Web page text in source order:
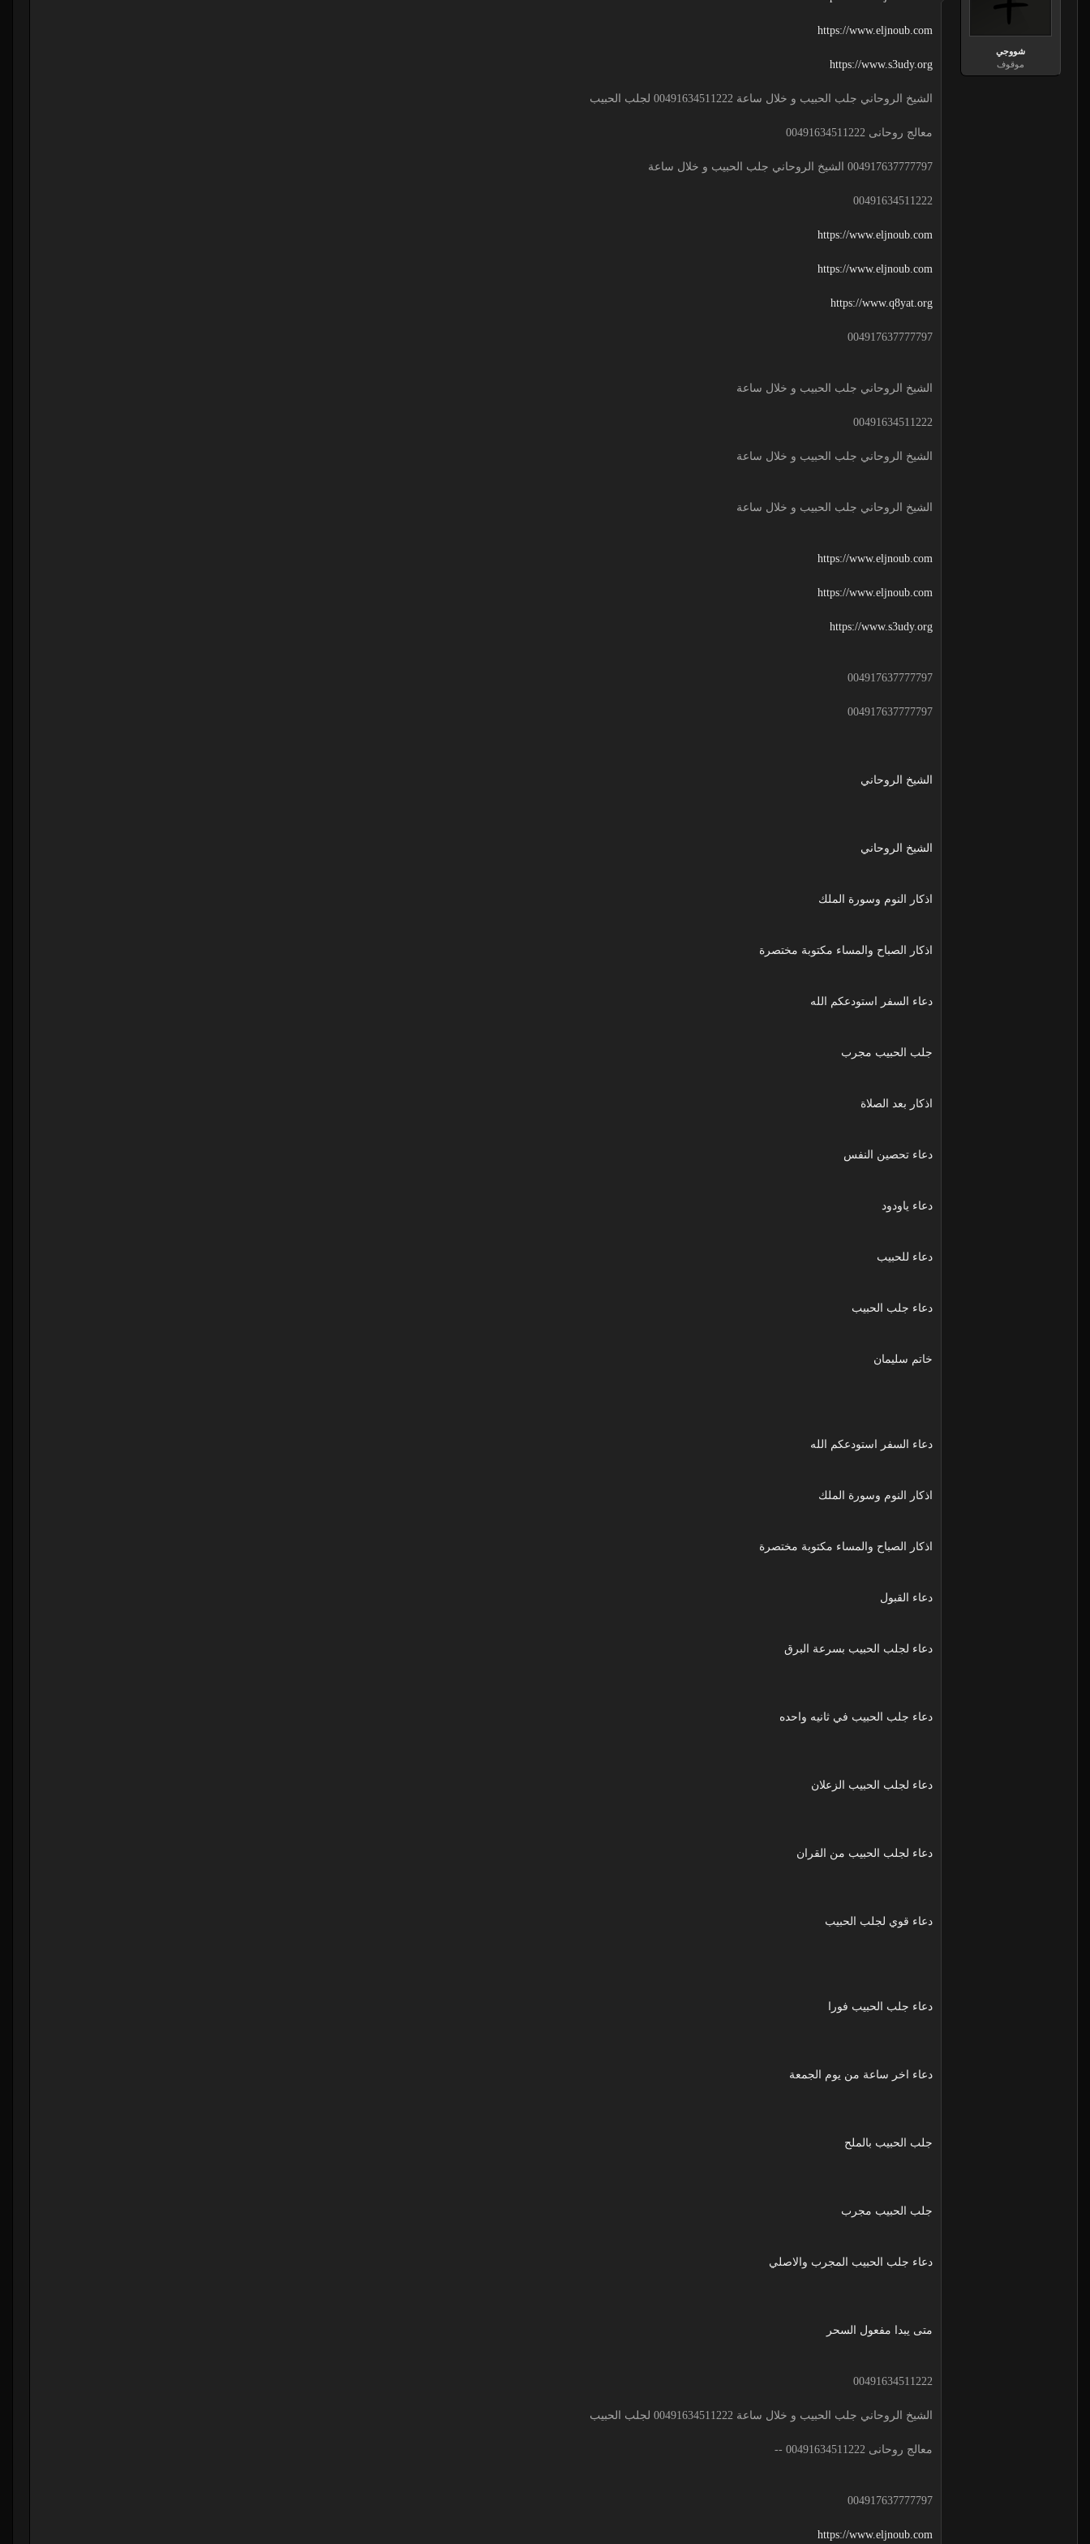
شووجي
موقوف
https://www.eljnoub.com
https://www.s3udy.org
الشيخ الروحاني جلب الحبيب و خلال ساعة 00491634511222 لجلب الحبيب
معالج روحانى 00491634511222
004917637777797 الشيخ الروحاني جلب الحبيب و خلال ساعة
00491634511222
https://www.eljnoub.com
https://www.eljnoub.com
https://www.q8yat.org
004917637777797
الشيخ الروحاني جلب الحبيب و خلال ساعة
00491634511222
الشيخ الروحاني جلب الحبيب و خلال ساعة
الشيخ الروحاني جلب الحبيب و خلال ساعة
https://www.eljnoub.com
https://www.eljnoub.com
https://www.s3udy.org
004917637777797
004917637777797
الشيخ الروحاني
الشيخ الروحاني
اذكار النوم وسورة الملك
اذكار الصباح والمساء مكتوبة مختصرة
دعاء السفر استودعكم الله
جلب الحبيب مجرب
اذكار بعد الصلاة
دعاء تحصين النفس
دعاء ياودود
دعاء للحبيب
دعاء جلب الحبيب
خاتم سليمان
دعاء السفر استودعكم الله
اذكار النوم وسورة الملك
اذكار الصباح والمساء مكتوبة مختصرة
دعاء القبول
دعاء لجلب الحبيب بسرعة البرق
دعاء جلب الحبيب في ثانيه واحده
دعاء لجلب الحبيب الزعلان
دعاء لجلب الحبيب من القران
دعاء قوي لجلب الحبيب
دعاء جلب الحبيب فورا
دعاء اخر ساعة من يوم الجمعة
جلب الحبيب بالملح
جلب الحبيب مجرب
دعاء جلب الحبيب المجرب والاصلي
متى يبدا مفعول السحر
00491634511222
الشيخ الروحاني جلب الحبيب و خلال ساعة 00491634511222 لجلب الحبيب
معالج روحانى 00491634511222 --
004917637777797
https://www.eljnoub.com